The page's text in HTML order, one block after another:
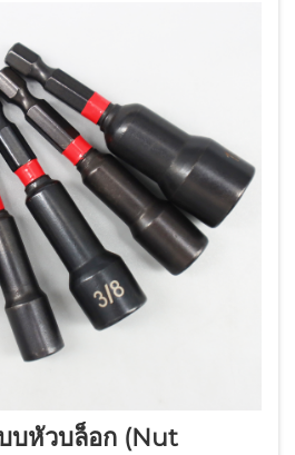
บหัวบล็อก (Nut